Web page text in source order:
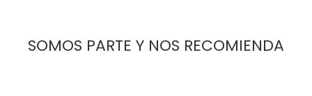
SOMOS PARTE Y NOS RECOMIENDA